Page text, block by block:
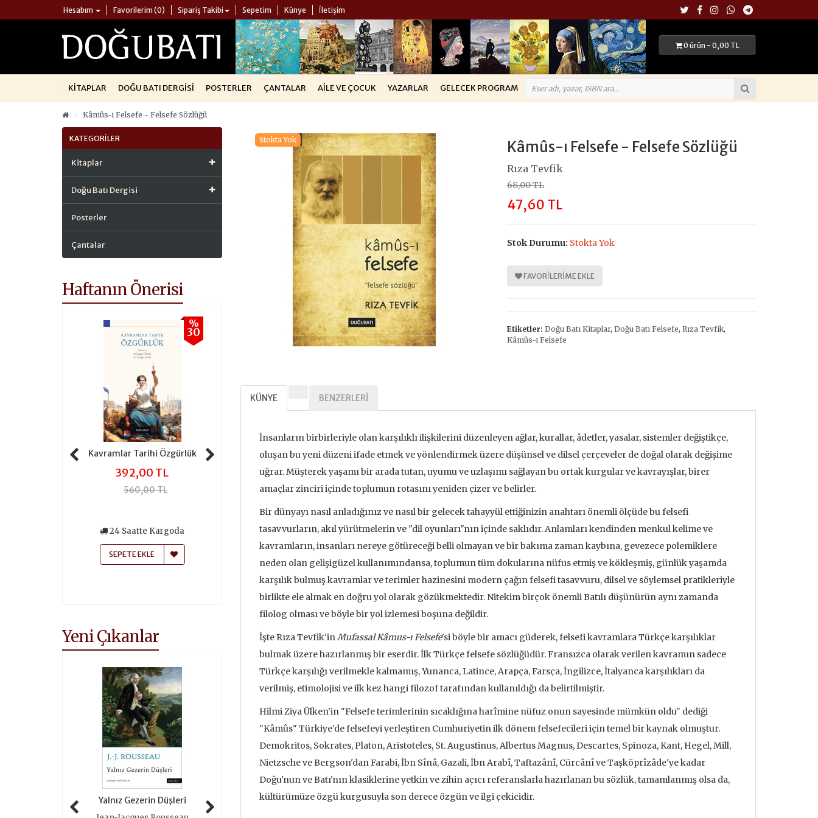
Hesabım Favorilerim (0) Sipariş Takibi Sepetim Künye İletişim
0 ürün - 0,00 TL
KITAPLAR DOĞU BATI DERGISI POSTERLER ÇANTALAR AILE VE ÇOCUK YAZARLAR GELECEK PROGRAM
Kâmûs-ı Felsefe - Felsefe Sözlüğü
KATEGORILER
Kitaplar
Doğu Batı Dergisi
Posterler
Çantalar
Haftanın Önerisi
%
30
Kavramlar Tarihi Özgürlük
392,00 TL
560,00 TL
24 Saatte Kargoda
SEPETE EKLE
%
30
Kavramlar Tarihi Adalet
301,00 TL
430,00 TL
24 Saatte Kargoda
Kavramlar Tarihi Özgürlük
392,00 TL
560,00 TL
24 Saatte Kargoda
Yeni Çıkanlar
Yalnız Gezerin Düşleri Oyunlar ve İnsanlar Taze Otlar Üzerine
Dünyaya Baudrillard'ın
Stokta Yok Kâmûs-ı Felsefe - Felsefe Sözlüğü
Rıza Tevfik
68,00 TL
47,60 TL
Stok Durumu: Stokta Yok
FAVORILERIME EKLE
Etiketler: Doğu Batı Kitaplar,Doğu Batı Felsefe,Rıza Tevfik,
Kâmûs-ı Felsefe
KÜNYE BENZERLERI
İnsanların birbirleriyle olan karşılıklı ilişkilerini düzenleyen ağlar, kurallar, âdetler, yasalar, sistemler değiştikçe,
oluşan bu yeni düzeni ifade etmek ve yönlendirmek üzere düşünsel ve dilsel çerçeveler de doğal olarak değişime
uğrar. Müşterek yaşamı bir arada tutan, uyumu ve uzlaşımı sağlayan bu ortak kurgular ve kavrayışlar, birer
amaçlar zinciri içinde toplumun rotasını yeniden çizer ve belirler.
Bir dünyayı nasıl anladığınız ve nasıl bir gelecek tahayyül ettiğinizin anahtarı önemli ölçüde bu felsefi
tasavvurların, akıl yürütmelerin ve "dil oyunları"nın içinde saklıdır. Anlamları kendinden menkul kelime ve
kavramların, insanları nereye götüreceği belli olmayan ve bir bakıma zaman kaybına, gevezece polemiklere
neden olan gelişigüzel kullanımındansa, toplumun tüm dokularına nüfus etmiş ve kökleşmiş, günlük yaşamda
karşılık bulmuş kavramlar ve terimler hazinesini modern çağın felsefi tasavvuru, dilsel ve söylemsel pratikleriyle
birlikte ele almak en doğru yol olarak gözükmektedir. Nitekim birçok önemli Batılı düşünürün aynı zamanda
filolog olması ve böyle bir yol izlemesi boşuna değildir.
İşte Rıza Tevfik'inMufassal Kâmus-ı Felsefe'si böyle bir amacı güderek, felsefi kavramlara Türkçe karşılıklar
bulmak üzere hazırlanmış bir eserdir. İlk Türkçe felsefe sözlüğüdür. Fransızca olarak verilen kavramın sadece
Türkçe karşılığı verilmekle kalmamış, Yunanca, Latince, Arapça, Farsça, İngilizce, İtalyanca karşılıkları da
verilmiş, etimolojisi ve ilk kez hangi filozof tarafından kullanıldığı da belirtilmiştir.
Hilmi Ziya Ülken'in "Felsefe terimlerinin sıcaklığına harîmine nüfuz onun sayesinde mümkün oldu" dediği
"Kâmûs" Türkiye'de felsefeyi yerleştiren Cumhuriyetin ilk dönem felsefecileri için temel bir kaynak olmuştur.
Demokritos, Sokrates, Platon, Aristoteles, St. Augustinus, Albertus Magnus, Descartes, Spinoza, Kant, Hegel, Mill,
Nietzsche ve Bergson'dan Farabi, İbn Sînâ, Gazali, İbn Arabî, Taftazânî, Cürcânî ve Taşköprîzâde'ye kadar
Doğu'nun ve Batı'nın klasiklerine yetkin ve zihin açıcı referanslarla hazırlanan bu sözlük, tamamlanmış olsa da,
kültürümüze özgü kurgusuyla son derece özgün ve ilgi çekicidir.